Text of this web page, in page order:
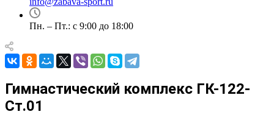
Пн. – Пт.: с 9:00 до 18:00
Гимнастический комплекс ГК-122-
Ст.01